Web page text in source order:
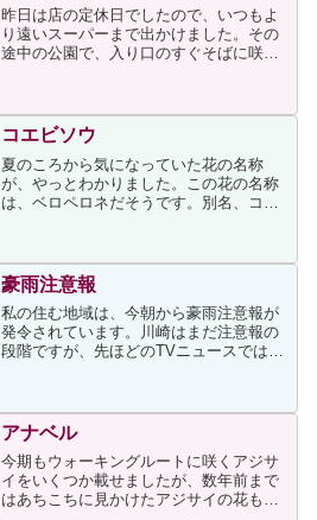
昨日は店の定休日でしたので、いつもよ
り遠いスーパーまで出かけました。その
途中の公園で、入り口のすぐそばに咲い
に例のGoogle画像検索で調べたところム
クゲの可能性が高い...
コエビソウ
夏のころから気になっていた花の名称
が、やっとわかりました。この花の名称
は、ベロペロネだそうです。別名、コエ
いうもので、その間（写真には写ってい
ません）に花が咲くのだそう...
豪雨注意報
私の住む地域は、今朝から豪雨注意報が
発令されています。川崎はまだ注意報の
段階ですが、先ほどのTVニュースでは、
ぐれもご注意ください。今...
アナベル
今期もウォーキングルートに咲くアジサ
イをいくつか載せましたが、数年前まで
はあちこちに見かけたアジサイの花も、